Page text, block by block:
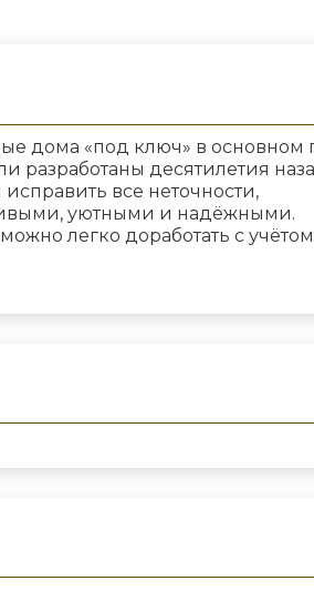
дома «под ключ» в основном
разработаны десятилетия
все неточности,
уютными и надёжными.
легко доработать с учётом